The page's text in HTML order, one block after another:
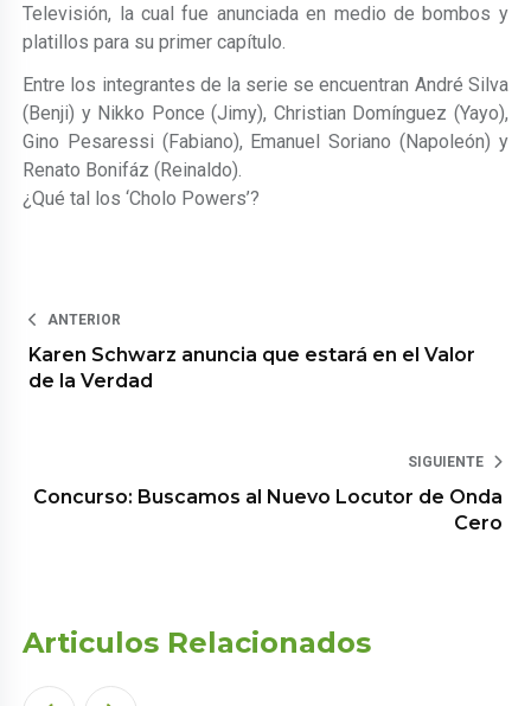
Televisión, la cual fue anunciada en medio de bombos y
platillos para su primer capítulo.
Entre los integrantes de la serie se encuentran André Silva
(Benji) y Nikko Ponce (Jimy), Christian Domínguez (Yayo),
Gino Pesaressi (Fabiano), Emanuel Soriano (Napoleón) y
Renato Bonifáz (Reinaldo).
¿Qué tal los ‘Cholo Powers’?
ANTERIOR
Karen Schwarz anuncia que estará en el Valor
de la Verdad
SIGUIENTE
Concurso: Buscamos al Nuevo Locutor de Onda
Cero
Articulos Relacionados